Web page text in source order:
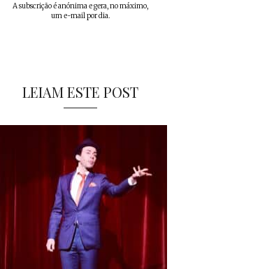
A subscrição é anónima e gera, no máximo,
um e-mail por dia.
LEIAM ESTE POST